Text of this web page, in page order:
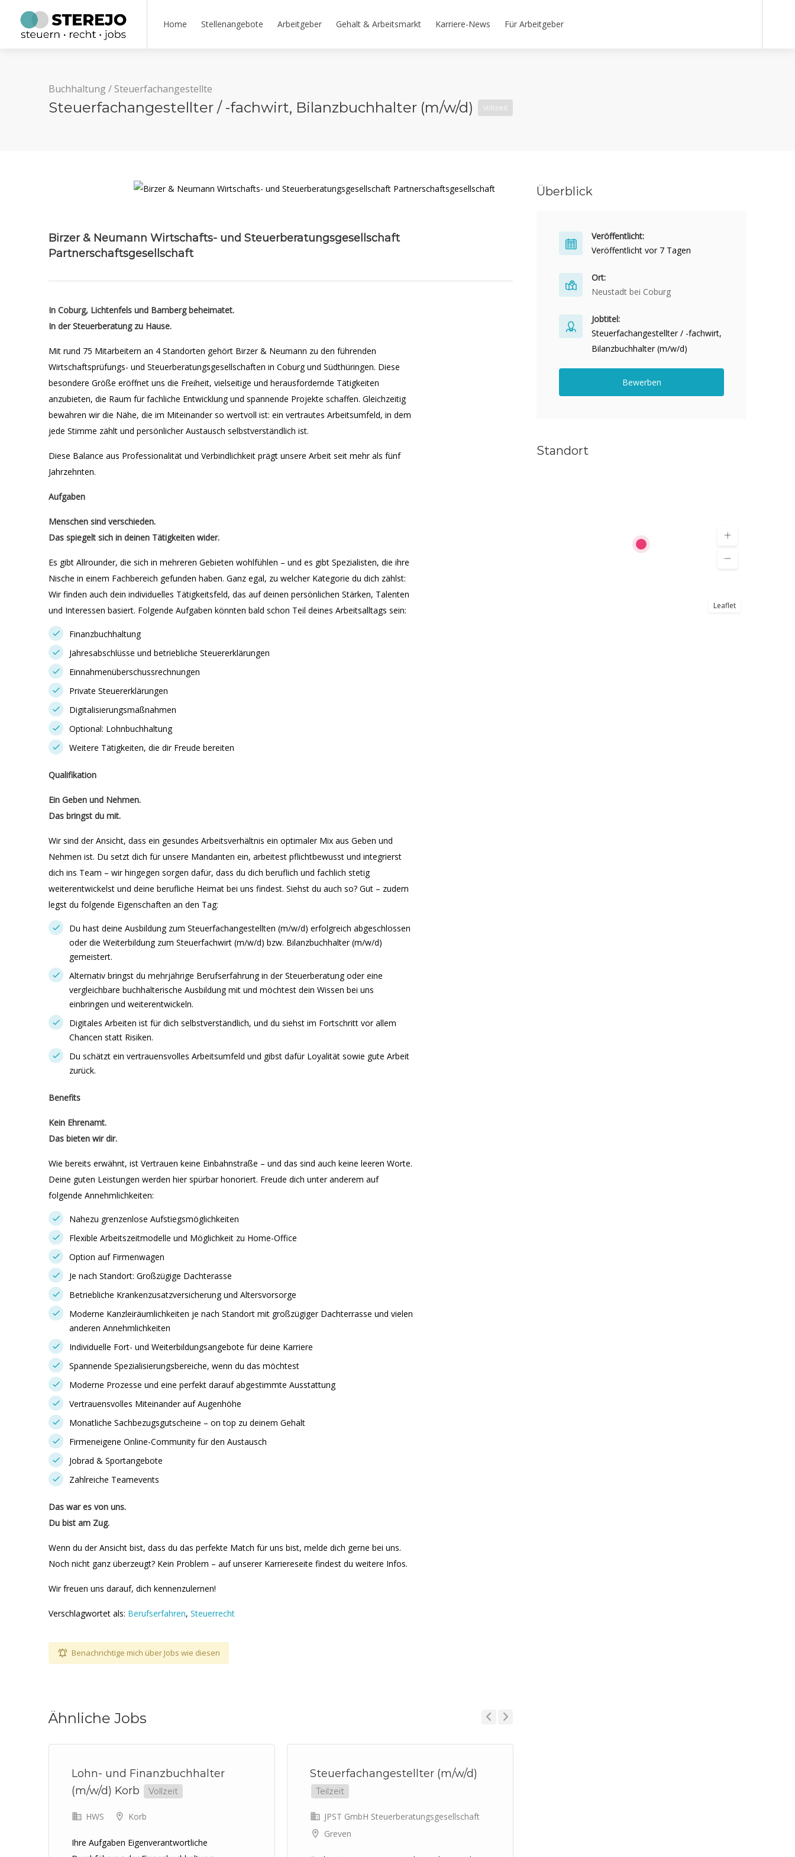
Home Stellenangebote Arbeitgeber Gehalt & Arbeitsmarkt Karriere-News Für Arbeitgeber
Buchhaltung / Steuerfachangestellte
Steuerfachangestellter / -fachwirt, Bilanzbuchhalter (m/w/d) Vollzeit
Birzer & Neumann Wirtschafts- und Steuerberatungsgesellschaft
Partnerschaftsgesellschaft
In Coburg, Lichtenfels und Bamberg beheimatet.
In der Steuerberatung zu Hause.
Mit rund 75 Mitarbeitern an 4 Standorten gehört Birzer & Neumann zu den führenden
Wirtschaftsprüfungs- und Steuerberatungsgesellschaften in Coburg und Südthüringen. Diese
besondere Größe eröffnet uns die Freiheit, vielseitige und herausfordernde Tätigkeiten
anzubieten, die Raum für fachliche Entwicklung und spannende Projekte schaffen. Gleichzeitig
bewahren wir die Nähe, die im Miteinander so wertvoll ist: ein vertrautes Arbeitsumfeld, in dem
jede Stimme zählt und persönlicher Austausch selbstverständlich ist.
Diese Balance aus Professionalität und Verbindlichkeit prägt unsere Arbeit seit mehr als fünf
Jahrzehnten.
Aufgaben
Menschen sind verschieden.
Das spiegelt sich in deinen Tätigkeiten wider.
Es gibt Allrounder, die sich in mehreren Gebieten wohlfühlen – und es gibt Spezialisten, die ihre
Nische in einem Fachbereich gefunden haben. Ganz egal, zu welcher Kategorie du dich zählst:
Wir finden auch dein individuelles Tätigkeitsfeld, das auf deinen persönlichen Stärken, Talenten
und Interessen basiert. Folgende Aufgaben könnten bald schon Teil deines Arbeitsalltags sein:
Finanzbuchhaltung
Jahresabschlüsse und betriebliche Steuererklärungen
Einnahmenüberschussrechnungen
Private Steuererklärungen
Digitalisierungsmaßnahmen
Optional: Lohnbuchhaltung
Weitere Tätigkeiten, die dir Freude bereiten
Qualifikation
Ein Geben und Nehmen.
Das bringst du mit.
Wir sind der Ansicht, dass ein gesundes Arbeitsverhältnis ein optimaler Mix aus Geben und
Nehmen ist. Du setzt dich für unsere Mandanten ein, arbeitest pflichtbewusst und integrierst
dich ins Team – wir hingegen sorgen dafür, dass du dich beruflich und fachlich stetig
weiterentwickelst und deine berufliche Heimat bei uns findest. Siehst du auch so? Gut – zudem
legst du folgende Eigenschaften an den Tag:
Du hast deine Ausbildung zum Steuerfachangestellten (m/w/d) erfolgreich abgeschlossen
oder die Weiterbildung zum Steuerfachwirt (m/w/d) bzw. Bilanzbuchhalter (m/w/d)
gemeistert.
Alternativ bringst du mehrjährige Berufserfahrung in der Steuerberatung oder eine
vergleichbare buchhalterische Ausbildung mit und möchtest dein Wissen bei uns
einbringen und weiterentwickeln.
Digitales Arbeiten ist für dich selbstverständlich, und du siehst im Fortschritt vor allem
Chancen statt Risiken.
Du schätzt ein vertrauensvolles Arbeitsumfeld und gibst dafür Loyalität sowie gute Arbeit
zurück.
Benefits
Kein Ehrenamt.
Das bieten wir dir.
Wie bereits erwähnt, ist Vertrauen keine Einbahnstraße – und das sind auch keine leeren Worte.
Deine guten Leistungen werden hier spürbar honoriert. Freude dich unter anderem auf
folgende Annehmlichkeiten:
Nahezu grenzenlose Aufstiegsmöglichkeiten
Flexible Arbeitszeitmodelle und Möglichkeit zu Home-Office
Option auf Firmenwagen
Je nach Standort: Großzügige Dachterasse
Betriebliche Krankenzusatzversicherung und Altersvorsorge
Moderne Kanzleiräumlichkeiten je nach Standort mit großzügiger Dachterrasse und vielen
anderen Annehmlichkeiten
Individuelle Fort- und Weiterbildungsangebote für deine Karriere
Spannende Spezialisierungsbereiche, wenn du das möchtest
Moderne Prozesse und eine perfekt darauf abgestimmte Ausstattung
Vertrauensvolles Miteinander auf Augenhöhe
Monatliche Sachbezugsgutscheine – on top zu deinem Gehalt
Firmeneigene Online-Community für den Austausch
Jobrad & Sportangebote
Zahlreiche Teamevents
Das war es von uns.
Du bist am Zug.
Wenn du der Ansicht bist, dass du das perfekte Match für uns bist, melde dich gerne bei uns.
Noch nicht ganz überzeugt? Kein Problem – auf unserer Karriereseite findest du weitere Infos.
Wir freuen uns darauf, dich kennenzulernen!
Verschlagwortet als: Berufserfahren, Steuerrecht
Benachrichtige mich über Jobs wie diesen
Ähnliche Jobs
Lohn- und Finanzbuchhalter
(m/w/d) Korb
Vollzeit
HWS Korb
Ihre Aufgaben Eigenverantwortliche
Steuerfachangestellter (m/w/d)
Teilzeit
JPST GmbH Steuerberatungsgesellschaft
Greven
Überblick
Veröffentlicht:
Veröffentlicht vor 7 Tagen
Ort:
Neustadt bei Coburg
Jobtitel:
Steuerfachangestellter / -fachwirt,
Bilanzbuchhalter (m/w/d)
Bewerben
Standort
Leaflet